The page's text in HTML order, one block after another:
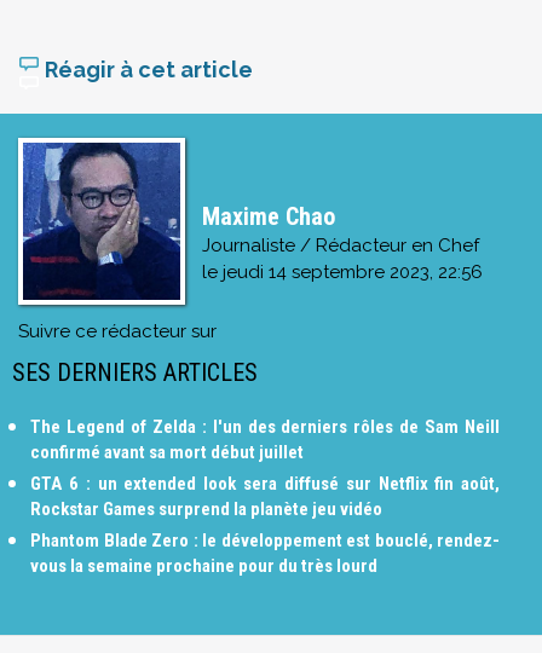
Réagir à cet article
Maxime Chao
Journaliste / Rédacteur en Chef
le jeudi 14 septembre 2023, 22:56
Suivre ce rédacteur sur
SES DERNIERS ARTICLES
The Legend of Zelda : l'un des derniers rôles de Sam Neill
confirmé avant sa mort début juillet
GTA 6 : un extended look sera diffusé sur Netflix fin août,
Rockstar Games surprend la planète jeu vidéo
Phantom Blade Zero : le développement est bouclé, rendez-
vous la semaine prochaine pour du très lourd